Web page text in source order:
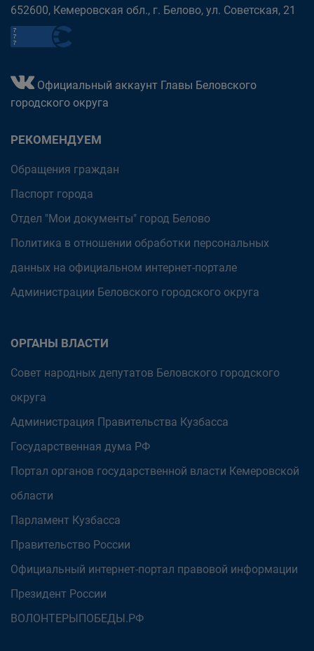
652600, Кемеровская обл., г. Белово, ул. Советская, 21
Официальный аккаунт Главы Беловского
городского округа
РЕКОМЕНДУЕМ
Обращения граждан
Паспорт города
Отдел "Мои документы" город Белово
Политика в отношении обработки персональных
данных на официальном интернет-портале
Администрации Беловского городского округа
ОРГАНЫ ВЛАСТИ
Совет народных депутатов Беловского городского
округа
Администрация Правительства Кузбасса
Государственная дума РФ
Портал органов государственной власти Кемеровской
области
Парламент Кузбасса
Правительство России
Официальный интернет-портал правовой информации
Президент России
ВОЛОНТЕРЫПОБЕДЫ.РФ